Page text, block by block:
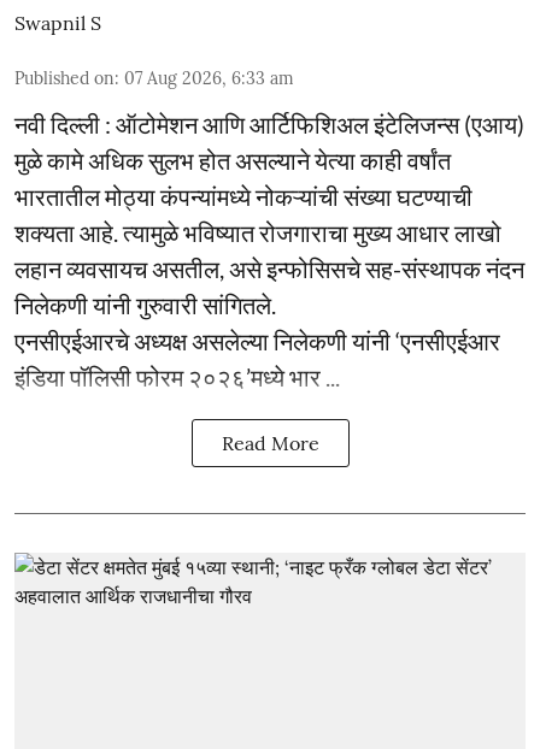
Swapnil S
Published on: 07 Aug 2026, 6:33 am
नवी दिल्ली : ऑटोमेशन आणि आर्टिफिशिअल इंटेलिजन्स (एआय)
मुळे कामे अधिक सुलभ होत असल्याने येत्या काही वर्षांत
भारतातील मोठ्या कंपन्यांमध्ये नोकऱ्यांची संख्या घटण्याची
शक्यता आहे. त्यामुळे भविष्यात रोजगाराचा मुख्य आधार लाखो
लहान व्यवसायच असतील, असे इन्फोसिसचे सह-संस्थापक नंदन
निलेकणी यांनी गुरुवारी सांगितले.
एनसीएईआरचे अध्यक्ष असलेल्या निलेकणी यांनी ‘एनसीएईआर
इंडिया पॉलिसी फोरम २०२६’मध्ये भार ...
Read More